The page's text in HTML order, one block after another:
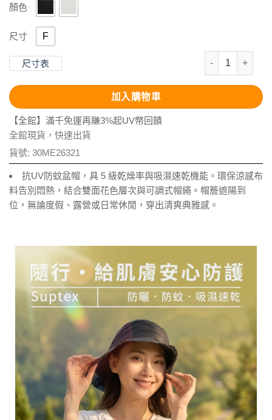
顏色
尺寸 F
尺寸表
抗UV-Suptex
加入購物車
【全館】滿千免運再賺3%起UV幣回饋
全館現貨，快速出貨
貨號: 30ME26321
抗UV防蚊盆帽，具 5 級乾燥率與吸濕速乾機能。環保涼感布
料告別悶熱，結合雙面花色層次與可調式帽繩。帽簷遮陽到
位，無論度假、露營或日常休閒，穿出清爽典雅感。